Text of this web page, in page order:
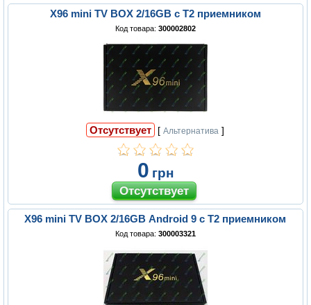
X96 mini TV BOX 2/16GB с Т2 приемником
Код товара: 300002802
Отсутствует [Альтернатива ]
0 грн
X96 mini TV BOX 2/16GB Android 9 с Т2 приемником
Код товара: 300003321